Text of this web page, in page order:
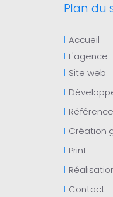
Plan du
Accueil
L'agence
Site web
Création
Print
Contact